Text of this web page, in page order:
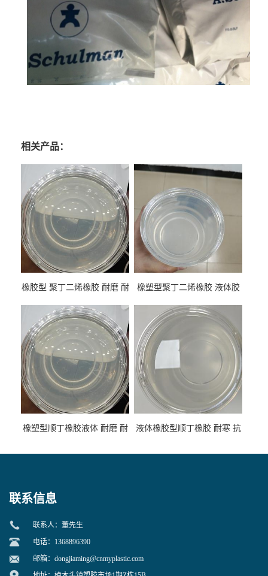
相关产品：
橡胶型 聚丁二烯橡胶 耐磨 耐
性
橡塑型聚丁二烯橡胶 液体胶
专用
橡塑型顺丁橡胶液体 耐磨 耐
液体橡胶型顺丁橡胶 耐寒 抗
联系信息
联系人：董先生
电话：1368896390
邮箱： dongjiaming@cnmyplastic.com